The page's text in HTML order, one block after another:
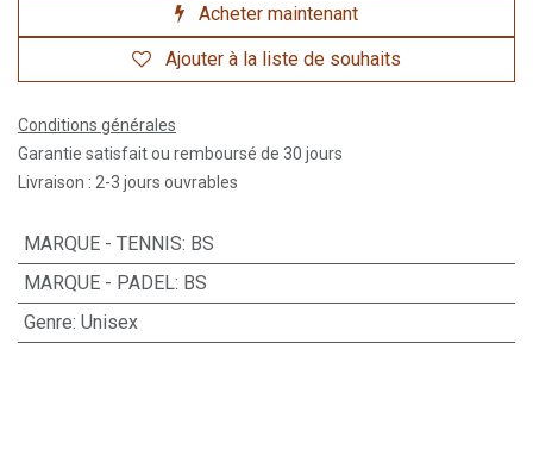
Acheter maintenant
Ajouter à la liste de souhaits
Conditions générales
Garantie satisfait ou remboursé de 30 jours
Livraison : 2-3 jours ouvrables
MARQUE - TENNIS: BS
MARQUE - PADEL: BS
Genre: Unisex